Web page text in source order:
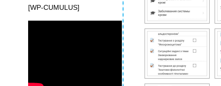
[WP-CUMULUS]